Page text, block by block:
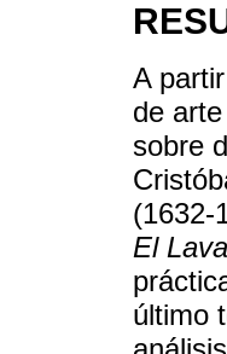
A
de
sobre
(1632-
El
último